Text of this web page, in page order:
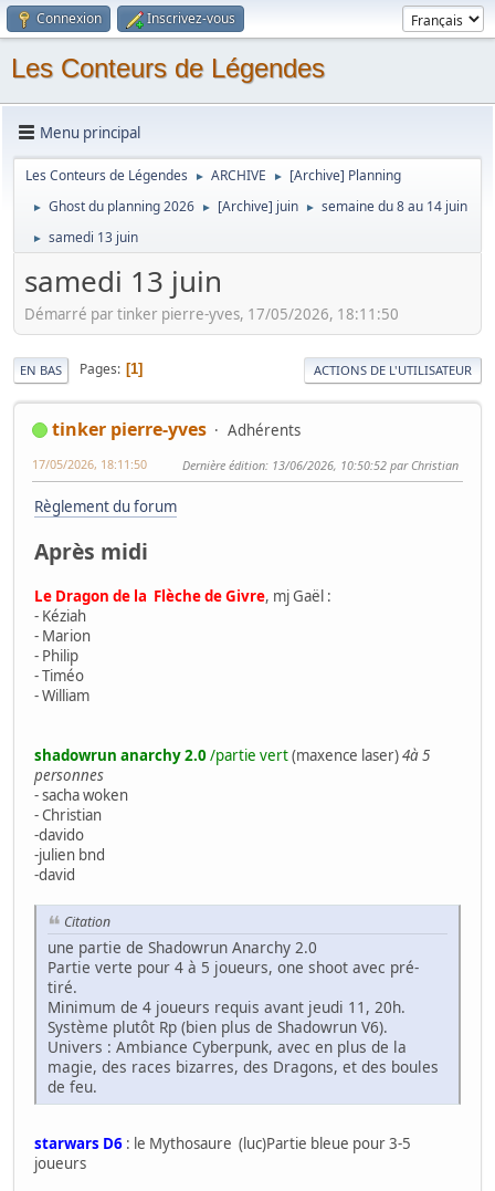
Connexion Inscrivez-vous
Les Conteurs de Légendes
Menu principal
Les Conteurs de Légendes ► ARCHIVE ► [Archive] Planning
► Ghost du planning 2026 ► [Archive] juin ► semaine du 8 au 14 juin
► samedi 13 juin
samedi 13 juin
Démarré par tinker pierre-yves, 17/05/2026, 18:11:50
EN BAS Pages 1 ACTIONS DE L'UTILISATEUR
tinker pierre-yves Adhérents
17/05/2026, 18:11:50 Dernière édition: 13/06/2026, 10:50:52 par Christian
Règlement du forum
Après midi
Le Dragon de la Flèche de Givre, mj Gaël :
- Kéziah
- Marion
- Philip
- Timéo
- William
shadowrun anarchy 2.0/partie vert(maxence laser)4à 5
personnes
- sacha woken
- Christian
-davido
-julien bnd
-david
Citation
une partie de Shadowrun Anarchy 2.0
Partie verte pour 4 à 5 joueurs, one shoot avec pré-
tiré.
Minimum de 4 joueurs requis avant jeudi 11, 20h.
Système plutôt Rp (bien plus de Shadowrun V6).
Univers : Ambiance Cyberpunk, avec en plus de la
magie, des races bizarres, des Dragons, et des boules
de feu.
starwars D6 : le Mythosaure (luc)Partie bleue pour 3-5
joueurs